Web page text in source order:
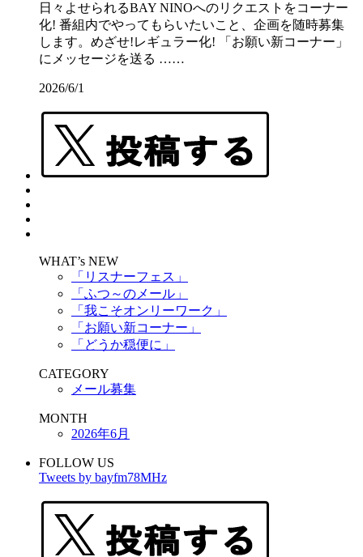
日々よせられるBAY NINOへのリクエストをコーナー
化! 番組内でやってもらいたいこと、企画を随時募集
します。めざせ!レギュラー化! 「お願い新コーナー」
にメッセージを送る ……
2026/6/1
WHAT’s NEW
「リスナーフェス」
「ふつ～のメール」
「我こそオンリーワーク」
「お願い新コーナー」
「どうか穏便に」
CATEGORY
メール募集
MONTH
2026年6月
FOLLOW US
Tweets by bayfm78MHz